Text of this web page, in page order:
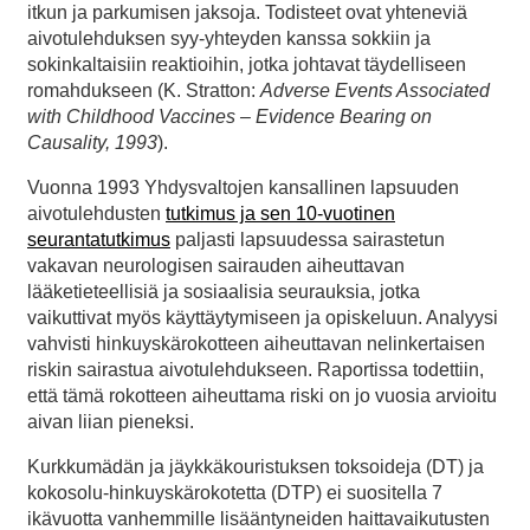
itkun ja parkumisen jaksoja. Todisteet ovat yhteneviä
aivotulehduksen syy-yhteyden kanssa sokkiin ja
sokinkaltaisiin reaktioihin, jotka johtavat täydelliseen
romahdukseen (K. Stratton: Adverse Events Associated
with Childhood Vaccines – Evidence Bearing on
Causality, 1993).
Vuonna 1993 Yhdysvaltojen kansallinen lapsuuden
aivotulehdusten tutkimus ja sen 10-vuotinen
seurantatutkimus paljasti lapsuudessa sairastetun
vakavan neurologisen sairauden aiheuttavan
lääketieteellisiä ja sosiaalisia seurauksia, jotka
vaikuttivat myös käyttäytymiseen ja opiskeluun. Analyysi
vahvisti hinkuyskärokotteen aiheuttavan nelinkertaisen
riskin sairastua aivotulehdukseen. Raportissa todettiin,
että tämä rokotteen aiheuttama riski on jo vuosia arvioitu
aivan liian pieneksi.
Kurkkumädän ja jäykkäkouristuksen toksoideja (DT) ja
kokosolu-hinkuyskärokotetta (DTP) ei suositella 7
ikävuotta vanhemmille lisääntyneiden haittavaikutusten